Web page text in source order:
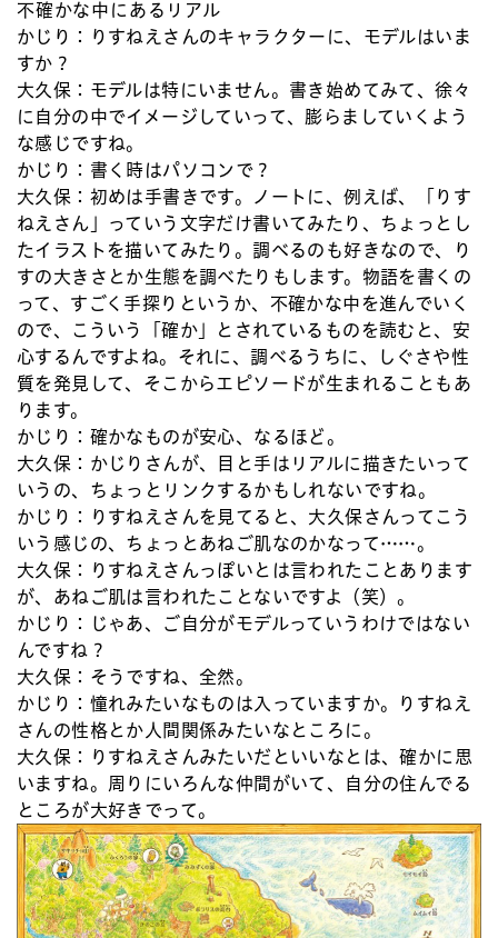
不確かな中にあるリアル
かじり：
りすねえさんのキャラクターに、モデルはいま
すか？
大久保： モデルは特にいません。書き始めてみて、徐々
に自分の中でイメージしていって、膨らましていくよう
な感じですね。
かじり： 書く時はパソコンで？
大久保： 初めは手書きです。ノートに、例えば、「りす
ねえさん」っていう文字だけ書いてみたり、ちょっとし
たイラストを描いてみたり。調べるのも好きなので、り
すの大きさとか生態を調べたりもします。物語を書くの
って、すごく手探りというか、不確かな中を進んでいく
ので、こういう「確か」とされているものを読むと、安
心するんですよね。それに、調べるうちに、しぐさや性
質を発見して、そこからエピソードが生まれることもあ
ります。
かじり： 確かなものが安心、なるほど。
大久保： かじりさんが、目と手はリアルに描きたいって
いうの、ちょっとリンクするかもしれないですね。
かじり：
りすねえさんを見てると、大久保さんってこう
いう感じの、ちょっとあねご肌なのかなって……。
大久保：
りすねえさんっぽいとは言われたことあります
が、あねご肌は言われたことないですよ（笑）。
かじり：
じゃあ、ご自分がモデルっていうわけではない
んですね？
大久保： そうですね、全然。
かじり： 憧れみたいなものは入っていますか。りすねえ
さんの性格とか人間関係みたいなところに。
大久保：
りすねえさんみたいだといいなとは、確かに思
いますね。周りにいろんな仲間がいて、自分の住んでる
ところが大好きでって。